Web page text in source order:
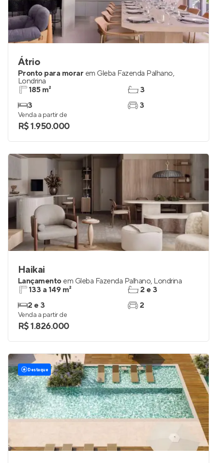
Átrio
Pronto para morar em Gleba Fazenda Palhano,
Londrina
185 m²
3
3
3
Venda a partir de
R$ 1.950.000
Haikai
Lançamento em Gleba Fazenda Palhano, Londrina
133 a 149 m²
2 e 3
2 e 3
2
Venda a partir de
R$ 1.826.000
Destaque